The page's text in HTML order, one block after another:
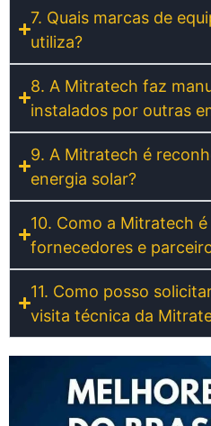
7. Quais marcas de
utiliza?
8. A Mitratech faz
instalados por outras
9. A Mitratech é
energia solar?
10. Como a Mitratech
fornecedores e
11. Como posso
visita técnica da